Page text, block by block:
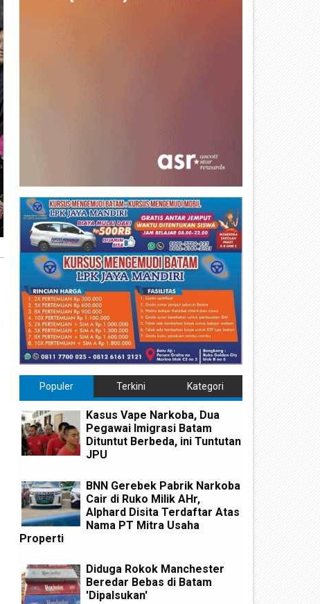
Populer Terkini Kategori
Kasus Vape Narkoba, Dua
Pegawai Imigrasi Batam
Dituntut Berbeda, ini Tuntutan
JPU
BNN Gerebek Pabrik Narkoba
Cair di Ruko Milik AHr,
Alphard Disita Terdaftar Atas
Nama PT Mitra Usaha
Properti
Diduga Rokok Manchester
Beredar Bebas di Batam
'Dipalsukan'